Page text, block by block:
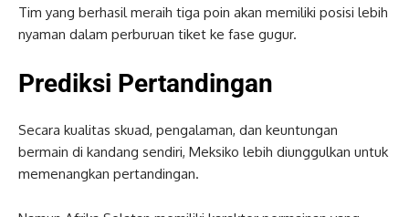
Tim yang berhasil meraih tiga poin akan memiliki posisi lebih
nyaman dalam perburuan tiket ke fase gugur.
Prediksi Pertandingan
Secara kualitas skuad, pengalaman, dan keuntungan
bermain di kandang sendiri, Meksiko lebih diunggulkan untuk
memenangkan pertandingan.